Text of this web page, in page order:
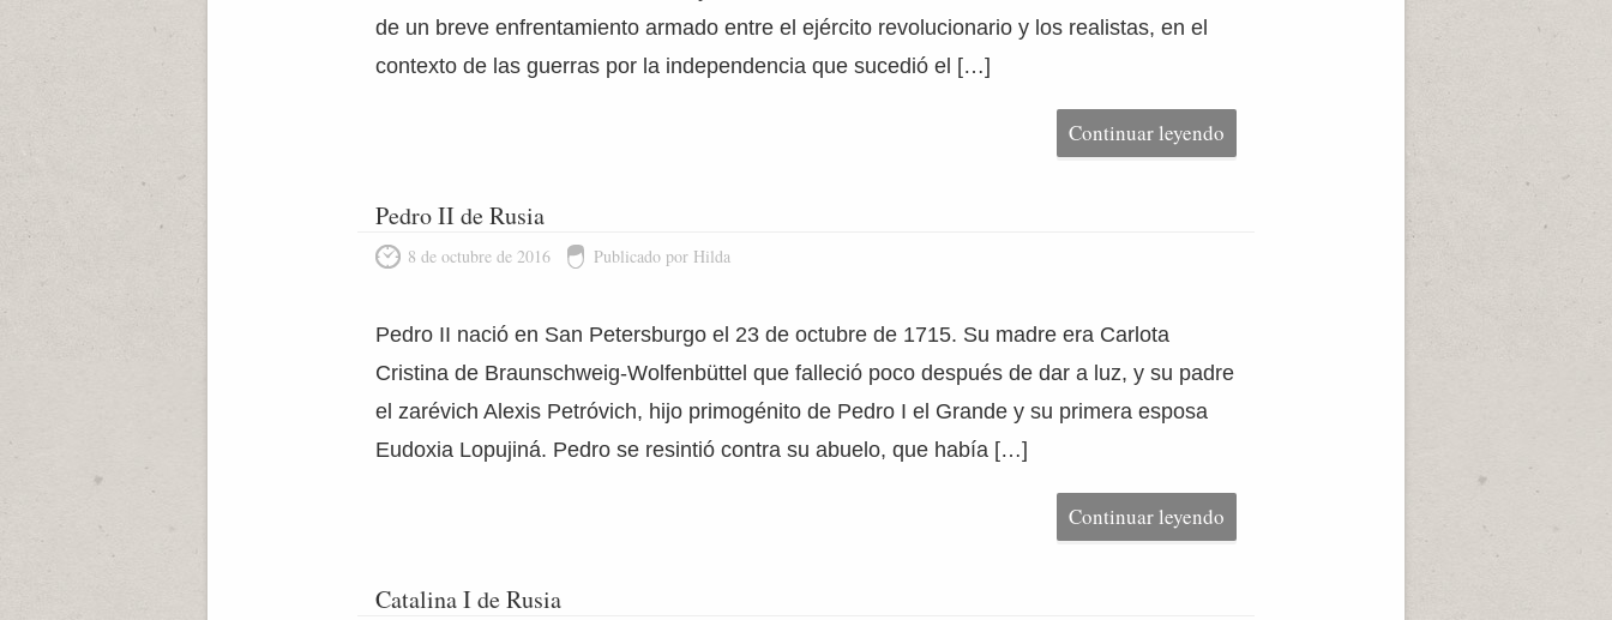
de un breve enfrentamiento armado entre el ejército revolucionario y los realistas, en el
contexto de las guerras por la independencia que sucedió el […]
Continuar leyendo
Pedro II de Rusia
8 de octubre de 2016 Publicado por Hilda
Pedro II nació en San Petersburgo el 23 de octubre de 1715. Su madre era Carlota
Cristina de Braunschweig-Wolfenbüttel que falleció poco después de dar a luz, y su padre
el zarévich Alexis Petróvich, hijo primogénito de Pedro I el Grande y su primera esposa
Eudoxia Lopujiná. Pedro se resintió contra su abuelo, que había […]
Continuar leyendo
Catalina I de Rusia